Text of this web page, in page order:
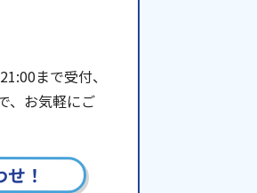
まで受付、
、お気軽にご
！